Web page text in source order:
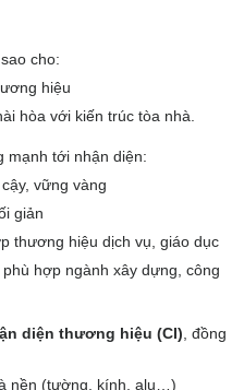
cho:
hiệu
hòa với kiến trúc tòa nhà.
mạnh tới nhận diện:
vững vàng
giản
thương hiệu dịch vụ, giáo dục
phù hợp ngành xây dựng, công
diện thương hiệu (CI) , đồng
nền (tường, kính, alu…)